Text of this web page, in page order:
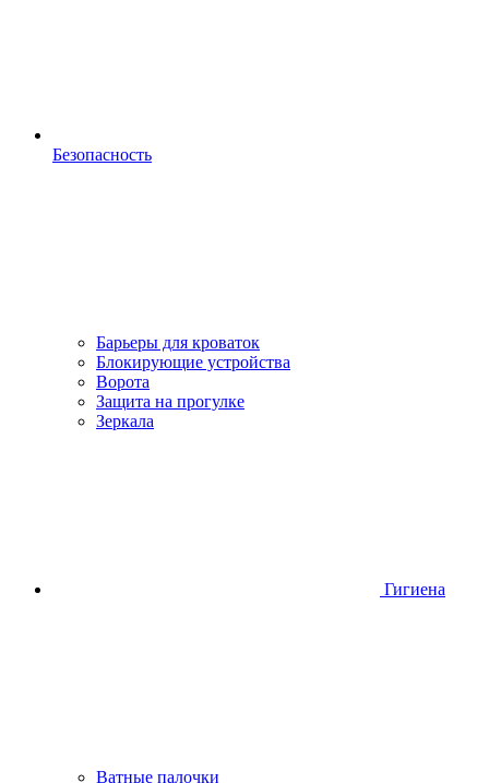
Безопасность
Барьеры для кроваток
Блокирующие устройства
Ворота
Защита на прогулке
Зеркала
Гигиена
Ватные палочки